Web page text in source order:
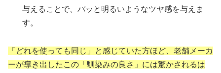
与えることで、パッと明るいようなツヤ感を与えま
す。
「どれを使っても同じ」と感じていた方ほど、老舗メーカ
ーが導き出したこの「馴染みの良さ」には驚かされるは